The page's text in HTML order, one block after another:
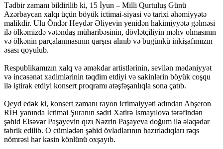
Tədbir zamanı bildirilib ki, 15 İyun – Milli Qurtuluş Günü
Azərbaycan xalqı üçün böyük ictimai-siyasi və tarixi əhəmiyyətə
malikdir. Ulu Öndər Heydər Əliyevin yenidən hakimiyyətə gəlməsi
ilə ölkəmizdə vətəndaş müharibəsinin, dövlətçiliyin məhv olmasının
və ölkənin parçalanmasının qarşısı alınıb və bugünkü inkişafımızın
əsası qoyulub.
Respublikamızın xalq və əməkdar artistlərinin, sevilən mədəniyyət
və incəsənət xadimlərinin təqdim etdiyi və sakinlərin böyük coşqu
ilə iştirak etdiyi konsert proqramı atəşfəşanlıqla sona çatıb.
Qeyd edək ki, konsert zamanı rayon ictimaiyyəti adından Abşeron
RİH yanında İctimai Şuranın sədri Xatirə İsmayılova tərəfindən
şəhid Elsəvər Paşayevin qızı Nəzrin Paşayeva doğum ilə əlaqədar
təbrik edilib. O cümlədən şəhid övladlarının hazırladıqları rəqs
nömrəsi hər kəsin könlünü oxşayıb.